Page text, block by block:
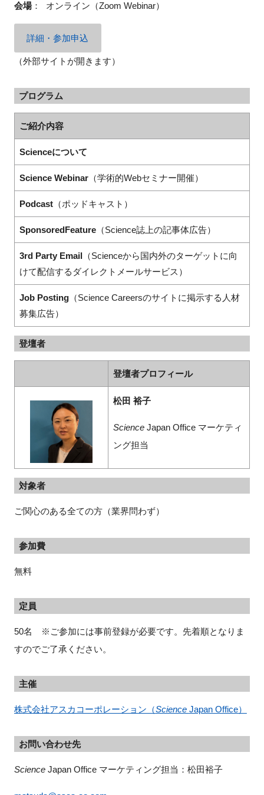
閉じる
会場： オンライン（Zoom Webinar）
詳細・参加申込
（外部サイトが開きます）
プログラム
ご紹介内容
Scienceについて
Science Webinar（学術的Webセミナー開催）
Podcast（ポッドキャスト）
SponsoredFeature（Science誌上の記事体広告）
3rd Party Email（Scienceから国内外のターゲットに向
けて配信するダイレクトメールサービス）
Job Posting（Science Careersのサイトに掲示する人材
募集広告）
登壇者
登壇者プロフィール
松田 裕子
Science Japan Office マーケティ
ング担当
対象者
ご関心のある全ての方（業界問わず）
参加費
無料
定員
50名 ※ご参加には事前登録が必要です。先着順となりま
すのでご了承ください。
主催
株式会社アスカコーポレーション（Science Japan Office）
お問い合わせ先
Science Japan Office マーケティング担当：松田裕子